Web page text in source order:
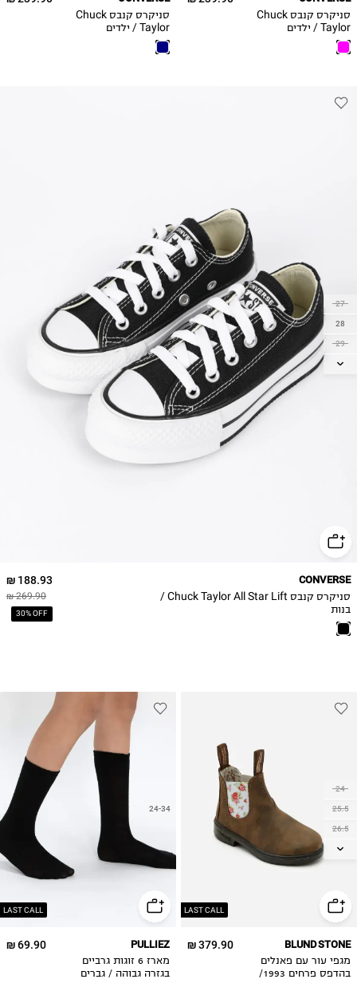
35
סניקרס קנבס Chuck
Taylor / ילדים
33.5
34
סניקרס קנבס Chuck
Taylor / ילדים
27
28
29
30
188.93 ₪
269.90 ₪
30% OFF
CONVERSE
סניקרס קנבס Chuck Taylor All Star Lift /
בנות
LAST CALL
24
25.5
26.5
28
32
34.5
379.90 ₪ BLUNDSTONE
מגפי עור עם פאנלים
בהדפס פרחים 1993/
LAST CALL
24-34
69.90 ₪ PULLIEZ
מארז 6 זוגות גרביים
בגזרה גבוהה / גברים